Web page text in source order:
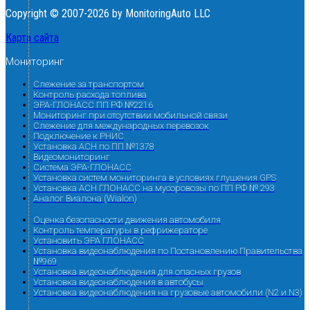
Copyright © 2007-2026 by MonitoringAuto LLC
Карта сайта
Мониторинг
Слежение за транспортом
Контроль расхода топлива
ЭРА-ГЛОНАСС ПП РФ №2216
Мониторинг при отсутствии мобильной связи
Слежение для международных перевозок
Подключение к РНИС
Установка АСН по ПП №1378
Видеомониторинг
Система ЭРА-ГЛОНАСС
Установка систем мониторинга в условиях глушения GPS
Установка АСН ГЛОНАСС на мусоровозы по ПП РФ № 293
Аналог Виалона (Wialon)
Оценка безопасности движения автомобиля
Контроль температуры в рефрижераторе
Установить ЭРА ГЛОНАСС
Установка видеонаблюдения по Постановлению Правительства
№969
Установка видеонаблюдения для опасных грузов
Установка видеонаблюдения в автобусы
Установка видеонаблюдения на грузовые автомобили (N2 и N3)